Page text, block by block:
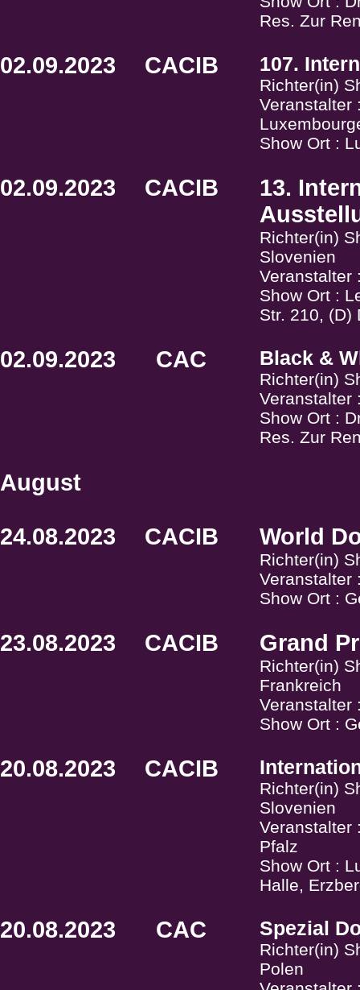
Res. Zur
02.09.2023 CACIB 107.
Richter(in)
Veranstalter
Show Ort :
02.09.2023 CACIB
13.
Richter(in)
Slovenien
Veranstalter
Show Ort :
Str. 210, (D)
02.09.2023 CAC Black &
Richter(in)
Veranstalter
Show Ort :
Res. Zur
August
24.08.2023 CACIB World
Richter(in)
Veranstalter
Show Ort :
23.08.2023 CACIB Grand
Richter(in)
Frankreich
Veranstalter
Show Ort :
20.08.2023 CACIB
Richter(in)
Slovenien
Veranstalter
Pfalz
Show Ort :
Halle,
20.08.2023 CAC Spezial
Richter(in)
Polen